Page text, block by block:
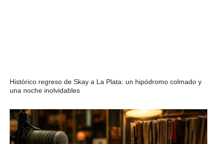
Histórico regreso de Skay a La Plata: un hipódromo colmado y
una noche inolvidables